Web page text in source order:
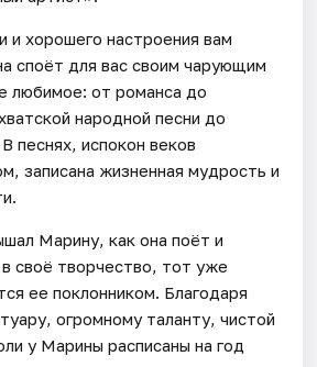
и хорошего настроения вам
споёт для вас своим чарующим
любимое: от романса до
народной песни до
песнях, испокон веков
записана жизненная мудрость и
Марину, как она поёт и
своё творчество, тот уже
ее поклонником. Благодаря
огромному таланту, чистой
у Марины расписаны на год